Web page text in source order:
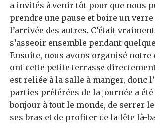
a invités à venir tôt pour que nous
prendre une pause et boire un verre
l’arrivée des autres. C’était
s’asseoir ensemble pendant
Ensuite, nous avons organisé
ont cette petite terrasse
est reliée à la salle à manger, donc
parties préférées de la journée a été
bonjour à tout le monde, de serrer
ses bras et de profiter de la fête là-